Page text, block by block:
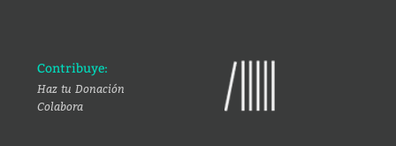
Contribuye:
Haz tu Donación
Colabora